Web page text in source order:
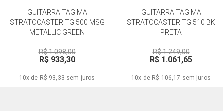
GUITARRA TAGIMA
STRATOCASTER TG 500 MSG
METALLIC GREEN
R$ 1.098,00
R$ 933,30
10x de R$ 93,33 sem juros
GUITARRA TAGIMA
STRATOCASTER TG 510 BK
PRETA
R$ 1.249,00
R$ 1.061,65
10x de R$ 106,17 sem juros